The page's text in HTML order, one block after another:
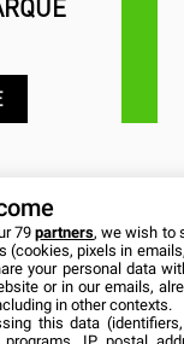
CUBANÍA
79partners, we wish to
(cookies, pixels in
your personal data
or in our emails,
in other contexts.
this data